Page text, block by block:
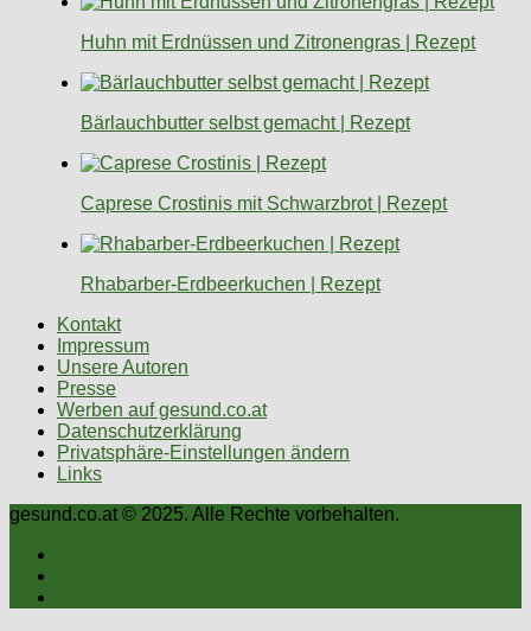
Huhn mit Erdnüssen und Zitronengras | Rezept
Bärlauchbutter selbst gemacht | Rezept
Caprese Crostinis mit Schwarzbrot | Rezept
Rhabarber-Erdbeerkuchen | Rezept
Kontakt
Impressum
Unsere Autoren
Presse
Werben auf gesund.co.at
Datenschutzerklärung
Privatsphäre-Einstellungen ändern
Links
gesund.co.at © 2025. Alle Rechte vorbehalten.